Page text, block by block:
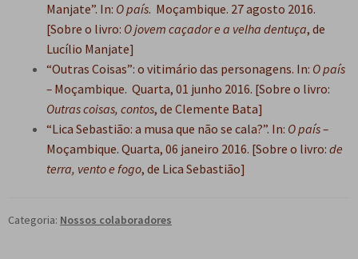
Manjate”. In: O país. Moçambique. 27 agosto 2016.
[Sobre o livro: O jovem caçador e a velha dentuça, de
Lucílio Manjate]
“Outras Coisas”: o vitimário das personagens. In: O país
– Moçambique. Quarta, 01 junho 2016. [Sobre o livro:
Outras coisas, contos, de Clemente Bata]
“Lica Sebastião: a musa que não se cala?”. In: O país –
Moçambique. Quarta, 06 janeiro 2016. [Sobre o livro: de
terra, vento e fogo, de Lica Sebastião]
Categoria: Nossos colaboradores